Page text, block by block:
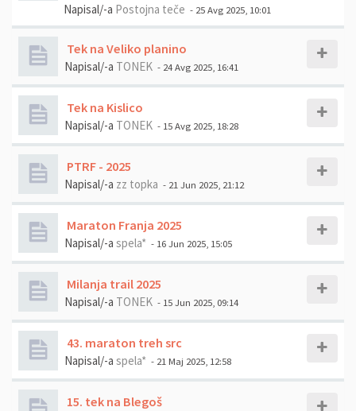
Napisal/-a Postojna teče - 25 Avg 2025, 10:01
Tek na Veliko planino
Napisal/-a TONEK - 24 Avg 2025, 16:41
Tek na Kislico
Napisal/-a TONEK - 15 Avg 2025, 18:28
PTRF - 2025
Napisal/-a zz topka - 21 Jun 2025, 21:12
Maraton Franja 2025
Napisal/-a spela* - 16 Jun 2025, 15:05
Milanja trail 2025
Napisal/-a TONEK - 15 Jun 2025, 09:14
43. maraton treh src
Napisal/-a spela* - 21 Maj 2025, 12:58
15. tek na Blegoš